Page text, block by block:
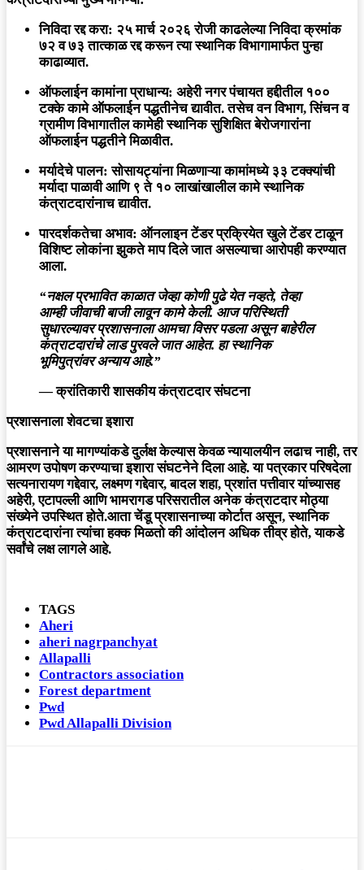
निविदा रद्द करा: २५ मार्च २०२६ रोजी काढलेल्या निविदा क्रमांक
७२ व ७३ तात्काळ रद्द करून त्या स्थानिक विभागामार्फत पुन्हा
काढाव्यात.
ऑफलाईन कामांना प्राधान्य: अहेरी नगर पंचायत हद्दीतील १००
टक्के कामे ऑफलाईन पद्धतीनेच द्यावीत. तसेच वन विभाग, सिंचन व
ग्रामीण विभागातील कामेही स्थानिक सुशिक्षित बेरोजगारांना
ऑफलाईन पद्धतीने मिळावीत.
मर्यादेचे पालन: सोसायट्यांना मिळणाऱ्या कामांमध्ये ३३ टक्क्यांची
मर्यादा पाळावी आणि ९ ते १० लाखांखालील कामे स्थानिक
कंत्राटदारांनाच द्यावीत.
पारदर्शकतेचा अभाव: ऑनलाइन टेंडर प्रक्रियेत खुले टेंडर टाळून
विशिष्ट लोकांना झुकते माप दिले जात असल्याचा आरोपही करण्यात
आला.
“नक्षल प्रभावित काळात जेव्हा कोणी पुढे येत नव्हते, तेव्हा
आम्ही जीवाची बाजी लावून कामे केली. आज परिस्थिती
सुधारल्यावर प्रशासनाला आमचा विसर पडला असून बाहेरील
कंत्राटदारांचे लाड पुरवले जात आहेत. हा स्थानिक
भूमिपुत्रांवर अन्याय आहे.”
—क्रांतिकारी शासकीय कंत्राटदार संघटना
प्रशासनाला शेवटचा इशारा
प्रशासनाने या मागण्यांकडे दुर्लक्ष केल्यास केवळ न्यायालयीन लढाच नाही, तर
आमरण उपोषणकरण्याचा इशारा संघटनेने दिला आहे. या पत्रकार परिषदेला
सत्यनारायण गद्देवार, लक्ष्मण गद्देवार, बादल शहा, प्रशांत पत्तीवार यांच्यासह
अहेरी, एटापल्ली आणि भामरागड परिसरातील अनेक कंत्राटदार मोठ्या
संख्येने उपस्थित होते.आता चेंडू प्रशासनाच्या कोर्टात असून, स्थानिक
कंत्राटदारांना त्यांचा हक्क मिळतो की आंदोलन अधिक तीव्र होते, याकडे
सर्वांचे लक्ष लागले आहे.
TAGS
Aheri
aheri nagrpanchyat
Allapalli
Contractors association
Forest department
Pwd
Pwd Allapalli Division